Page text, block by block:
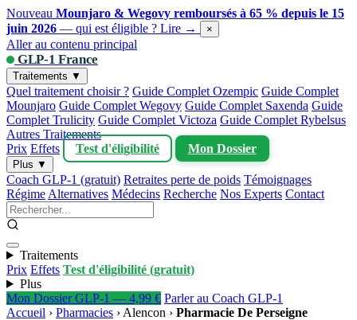
Nouveau Mounjaro & Wegovy remboursés à 65 % depuis le 15
juin 2026 — qui est éligible ? Lire → ×
Aller au contenu principal
GLP-1 France
Traitements ▼
Quel traitement choisir ? Guide Complet Ozempic Guide Complet
Mounjaro Guide Complet Wegovy Guide Complet Saxenda Guide
Complet Trulicity Guide Complet Victoza Guide Complet Rybelsus
Autres Traitements
Prix Effets Test d'éligibilité Mon Dossier
Plus ▼
Coach GLP-1 (gratuit) Retraites perte de poids Témoignages
Régime Alternatives Médecins Recherche Nos Experts Contact
Traitements
Prix Effets Test d'éligibilité (gratuit)
Plus
Mon Dossier GLP-1 — 4,99 € Parler au Coach GLP-1
Accueil › Pharmacies › Alencon › Pharmacie De Perseigne